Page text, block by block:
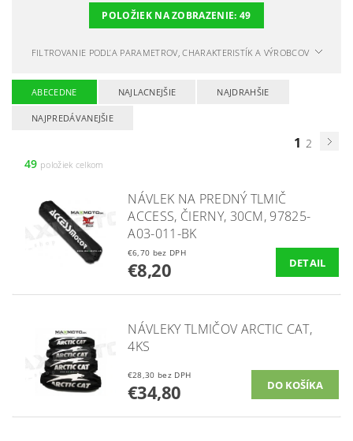
POLOŽIEK NA ZOBRAZENIE:49
FILTROVANIE PODĽA PARAMETROV, CHARAKTERISTÍK A VÝROBCOV
ABECEDNE NAJLACNEJŠIE NAJDRAHŠIE
NAJPREDÁVANEJŠIE
1 2
49 položiek celkom
NÁVLEK NA PREDNÝ TLMIČ
ACCESS, ČIERNY, 30CM, 97825-
A03-011-BK
€6,70 bez DPH
€8,20 DETAIL
NÁVLEKY TLMIČOV ARCTIC CAT,
4KS
€28,30 bez DPH
€34,80